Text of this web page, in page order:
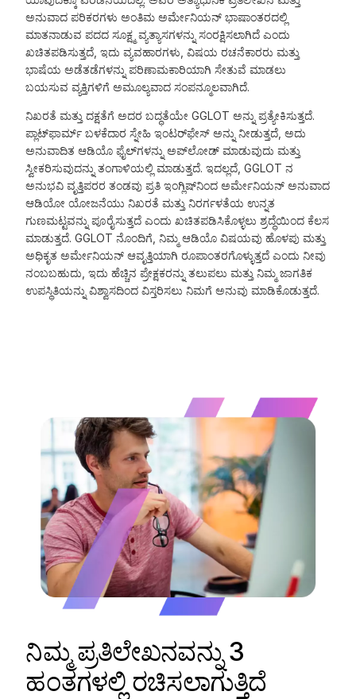
ಅನುವಾದ ಪರಿಕರಗಳು ಅಂತಿಮ ಅರ್ಮೇನಿಯನ್ ಭಾಷಾಂತರದಲ್ಲಿ
ಮಾತನಾಡುವ ಪದದ ಸೂಕ್ಷ್ಮ ವ್ಯತ್ಯಾಸಗಳನ್ನು ಸಂರಕ್ಷಿಸಲಾಗಿದೆ ಎಂದು
ಖಚಿತಪಡಿಸುತ್ತದೆ, ಇದು ವ್ಯವಹಾರಗಳು, ವಿಷಯ ರಚನೆಕಾರರು ಮತ್ತು
ಭಾಷೆಯ ಅಡೆತಡೆಗಳನ್ನು ಪರಿಣಾಮಕಾರಿಯಾಗಿ ಸೇತುವೆ ಮಾಡಲು
ಬಯಸುವ ವ್ಯಕ್ತಿಗಳಿಗೆ ಅಮೂಲ್ಯವಾದ ಸಂಪನ್ಮೂಲವಾಗಿದೆ.
ನಿಖರತೆ ಮತ್ತು ದಕ್ಷತೆಗೆ ಅದರ ಬದ್ಧತೆಯೇ GGLOT ಅನ್ನು ಪ್ರತ್ಯೇಕಿಸುತ್ತದೆ.
ಪ್ಲಾಟ್‌ಫಾರ್ಮ್ ಬಳಕೆದಾರ ಸ್ನೇಹಿ ಇಂಟರ್‌ಫೇಸ್ ಅನ್ನು ನೀಡುತ್ತದೆ, ಅದು
ಅನುವಾದಿತ ಆಡಿಯೊ ಫೈಲ್‌ಗಳನ್ನು ಅಪ್‌ಲೋಡ್ ಮಾಡುವುದು ಮತ್ತು
ಸ್ವೀಕರಿಸುವುದನ್ನು ತಂಗಾಳಿಯಲ್ಲಿ ಮಾಡುತ್ತದೆ. ಇದಲ್ಲದೆ, GGLOT ನ
ಅನುಭವಿ ವೃತ್ತಿಪರರ ತಂಡವು ಪ್ರತಿ ಇಂಗ್ಲಿಷ್‌ನಿಂದ ಅರ್ಮೇನಿಯನ್ ಅನುವಾದ
ಆಡಿಯೋ ಯೋಜನೆಯು ನಿಖರತೆ ಮತ್ತು ನಿರರ್ಗಳತೆಯ ಉನ್ನತ
ಗುಣಮಟ್ಟವನ್ನು ಪೂರೈಸುತ್ತದೆ ಎಂದು ಖಚಿತಪಡಿಸಿಕೊಳ್ಳಲು ಶ್ರದ್ಧೆಯಿಂದ ಕೆಲಸ
ಮಾಡುತ್ತದೆ. GGLOT ನೊಂದಿಗೆ, ನಿಮ್ಮ ಆಡಿಯೊ ವಿಷಯವು ಹೊಳಪು ಮತ್ತು
ಅಧಿಕೃತ ಅರ್ಮೇನಿಯನ್ ಆವೃತ್ತಿಯಾಗಿ ರೂಪಾಂತರಗೊಳ್ಳುತ್ತದೆ ಎಂದು ನೀವು
ನಂಬಬಹುದು, ಇದು ಹೆಚ್ಚಿನ ಪ್ರೇಕ್ಷಕರನ್ನು ತಲುಪಲು ಮತ್ತು ನಿಮ್ಮ ಜಾಗತಿಕ
ಉಪಸ್ಥಿತಿಯನ್ನು ವಿಶ್ವಾಸದಿಂದ ವಿಸ್ತರಿಸಲು ನಿಮಗೆ ಅನುವು ಮಾಡಿಕೊಡುತ್ತದೆ.
ನಿಮ್ಮ ಪ್ರತಿಲೇಖನವನ್ನು 3
ಹಂತಗಳಲ್ಲಿ ರಚಿಸಲಾಗುತ್ತಿದೆ